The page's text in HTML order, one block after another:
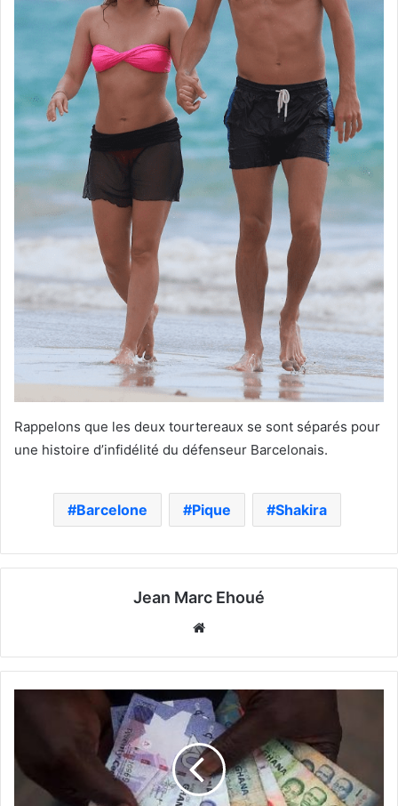
Rappelons que les deux tourtereaux se sont séparés pour
une histoire d’infidélité du défenseur Barcelonais.
Barcelone Pique Shakira
Jean Marc Ehoué